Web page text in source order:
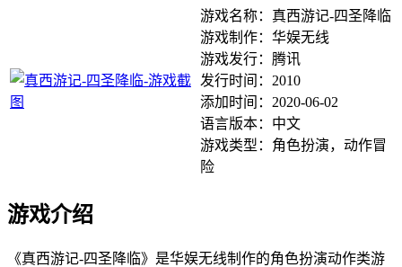
游戏名称：真西游记-四圣降临
游戏制作：华娱无线
游戏发行：腾讯
发行时间：2010
添加时间：2020-06-02
语言版本：中文
游戏类型：角色扮演，动作冒
险
游戏介绍
《真西游记-四圣降临》是华娱无线制作的角色扮演动作类游